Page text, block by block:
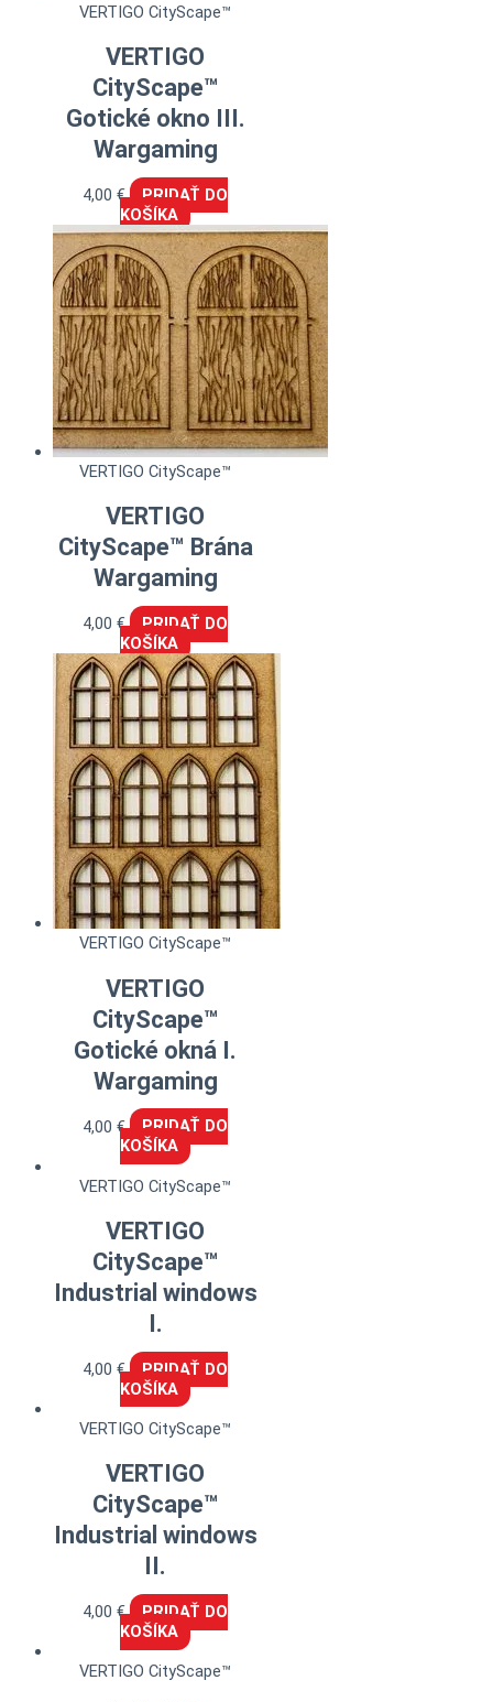
VERTIGO CityScape™
VERTIGO
CityScape™
Gotické okno III.
Wargaming
4,00€
PRIDAŤ DO
KOŠÍKA
VERTIGO CityScape™
VERTIGO
CityScape™ Brána
Wargaming
4,00€
PRIDAŤ DO
KOŠÍKA
VERTIGO CityScape™
VERTIGO
CityScape™
Gotické okná I.
Wargaming
4,00€
PRIDAŤ DO
KOŠÍKA
VERTIGO CityScape™
VERTIGO
CityScape™
Industrial windows
I.
4,00€
PRIDAŤ DO
KOŠÍKA
VERTIGO CityScape™
VERTIGO
CityScape™
Industrial windows
II.
4,00€
PRIDAŤ DO
KOŠÍKA
VERTIGO CityScape™